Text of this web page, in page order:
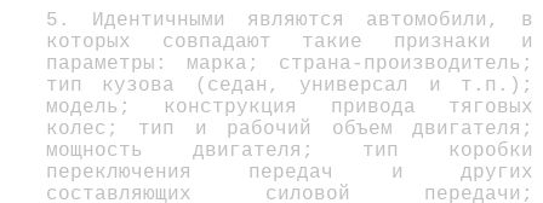
5. Идентичными являются автомобили, в
которых совпадают такие признаки и
параметры: марка; страна-производитель;
тип кузова (седан, универсал и т.п.);
модель; конструкция привода тяговых
колес; тип и рабочий объем двигателя;
мощность двигателя; тип коробки
переключения передач и других
составляющих силовой передачи;